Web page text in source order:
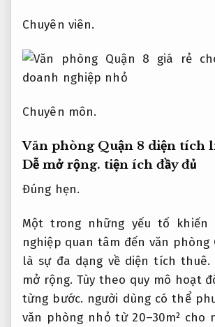
Chuyên viên.
Chuyên môn.
Văn phòng Quận 8 diện tích
Dễ mở rộng. tiện ích đầy đủ
Đúng hẹn.
Một trong những yếu tố khiến
nghiệp quan tâm đến văn phòng
là sự đa dạng về diện tích thuê.
mở rộng. Tùy theo quy mô hoạt
từng bước. người dùng có thể
văn phòng nhỏ từ 20–30m² cho